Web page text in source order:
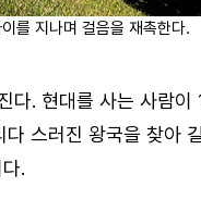
를 지나며 걸음을 재촉한다.
다. 현대를 사는 사람
스러진 왕국을 찾아
.